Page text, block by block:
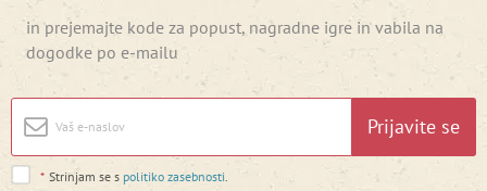
in prejemajte kode za popust, nagradne igre in vabila na
dogodke po e-mailu
Prijavite se
* Strinjam se s politiko zasebnosti